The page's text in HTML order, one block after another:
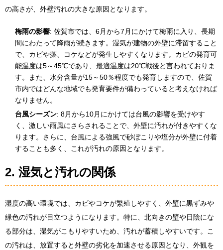
の高さが、外壁汚れの大きな原因となります。
梅雨の影響: 佐賀市では、6月から7月にかけて梅雨に入り、長期
間にわたって降雨が続きます。湿気が建物の外壁に滞留すること
で、カビや藻、コケなどが発生しやすくなります。カビの発育可
能温度は5～45℃であり、最適温度は20℃戦後と言われておりま
す。また、水分含量が15～50％程度でも発育しますので、佐賀
市内ではどんな地域でも発育要件が備わっていると考えなければ
なりません。
台風シーズン: 8月から10月にかけては台風の影響を受けやす
く、激しい雨風にさらされることで、外壁に汚れが付きやすくな
ります。さらに、台風による強風で砂ぼこりや塩分が外壁に付着
することも多く、これが汚れの原因となります。
2. 湿気と汚れの関係
湿度の高い環境では、カビやコケが繁殖しやすく、外壁に黒ずみや
緑色の汚れが目立つようになります。特に、北向きの壁や日陰にな
る部分は、湿気がこもりやすいため、汚れが蓄積しやすいです。こ
の汚れは、放置すると外壁の劣化を加速させる原因となり、外観を